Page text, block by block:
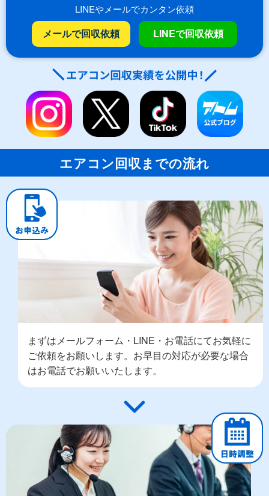
LINEやメールでカンタン依頼
メールで回収依頼 LINEで回収依頼
エアコン回収までの流れ
まずはメールフォーム・LINE・お電話にてお気軽に
ご依頼をお願いします。お早目の対応が必要な場合
はお電話でお願いいたします。